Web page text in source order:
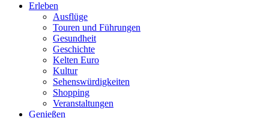
Erleben
Ausflüge
Touren und Führungen
Gesundheit
Geschichte
Kelten Euro
Kultur
Sehenswürdigkeiten
Shopping
Veranstaltungen
Genießen